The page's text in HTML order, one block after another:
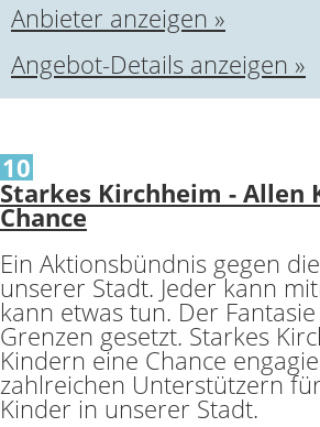
Anbieter anzeigen »
Angebot-Details anzeigen »
10
Starkes Kirchheim - Allen
Chance
Ein Aktionsbündnis gegen
unserer Stadt. Jeder kann
kann etwas tun. Der
Grenzen gesetzt. Starkes
Kindern eine Chance
zahlreichen Unterstützern
Kinder in unserer Stadt.